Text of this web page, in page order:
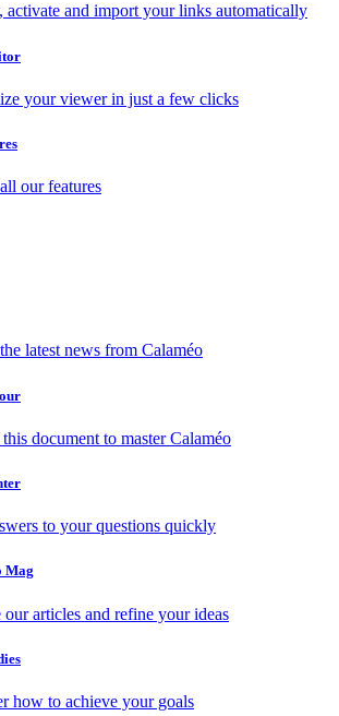
activate and import your links automatically
your viewer in just a few clicks
our features
latest news from Calaméo
document to master Calaméo
to your questions quickly
Mag
articles and refine your ideas
how to achieve your goals